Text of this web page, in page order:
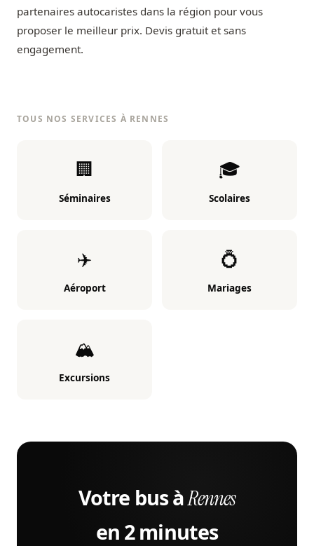
partenaires autocaristes dans la région pour vous
proposer le meilleur prix. Devis gratuit et sans
engagement.
TOUS NOS SERVICES À RENNES
🏢
Séminaires
🎓
Scolaires
✈️
Aéroport
💍
Mariages
🏔️
Excursions
Votre bus àRennes
en 2 minutes